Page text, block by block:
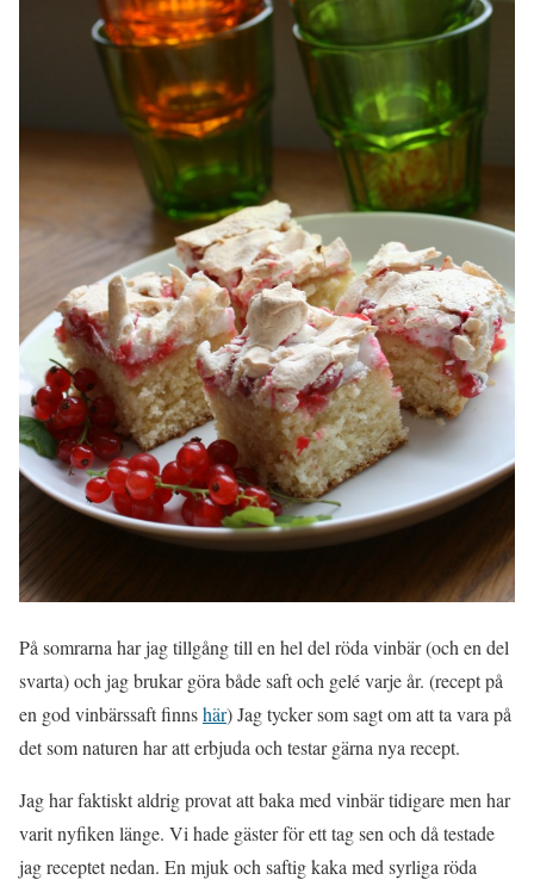
På somrarna har jag tillgång till en hel del röda vinbär (och en del
svarta) och jag brukar göra både saft och gelé varje år. (recept på
en god vinbärssaft finnshär) Jag tycker som sagt om att ta vara på
det som naturen har att erbjuda och testar gärna nya recept.
Jag har faktiskt aldrig provat att baka med vinbär tidigare men har
varit nyfiken länge. Vi hade gäster för ett tag sen och då testade
jag receptet nedan. En mjuk och saftig kaka med syrliga röda